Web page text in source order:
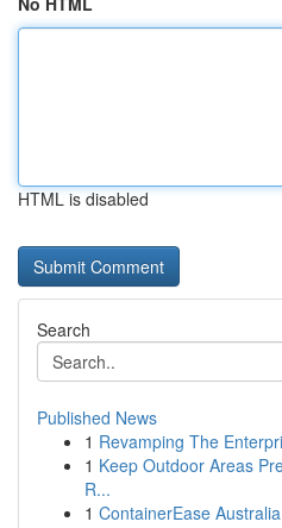
HTML is disabled
Search
Published News
1 Revamping The
1 Keep Outdoor Areas
R...
1 ContainerEase